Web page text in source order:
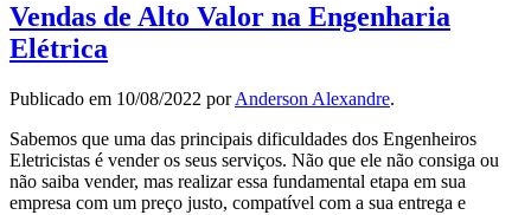
Vendas de Alto Valor na Engenharia
Elétrica
Publicado em 10/08/2022 porAnderson Alexandre.
Sabemos que uma das principais dificuldades dos Engenheiros
Eletricistas é vender os seus serviços. Não que ele não consiga ou
não saiba vender, mas realizar essa fundamental etapa em sua
empresa com um preço justo, compatível com a sua entrega e